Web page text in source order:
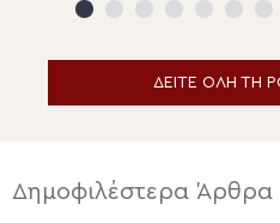
ΔΕΙΤΕ ΟΛΗ ΤΗ
Δημοφιλέστερα Άρθρα